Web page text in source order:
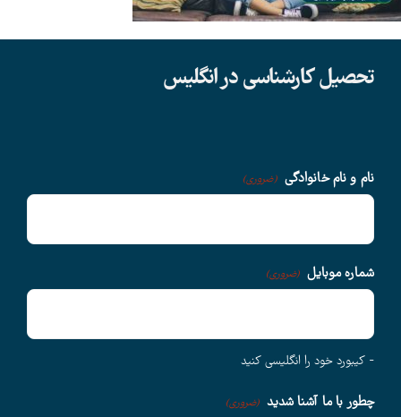
سوالات متداول
اخبار
تحصیل کارشناسی در انگلیس
نام و نام خانوادگی (ضروری)
شماره موبایل (ضروری)
- کیبورد خود را انگلیسی کنید
چطور با ما آشنا شدید (ضروری)